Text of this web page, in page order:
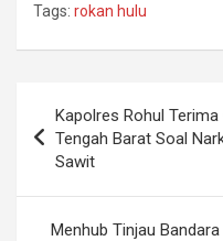
Tags: rokan hulu
navigation
Kapolres Rohul
Tengah Barat Soal
Sawit
Menhub Tinjau